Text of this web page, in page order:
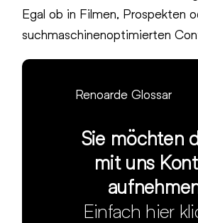
Egal ob in Filmen, Prospekten
suchmaschinenoptimierten
Renoarde Glossar
Sie möchten
mit uns
Einfach hier